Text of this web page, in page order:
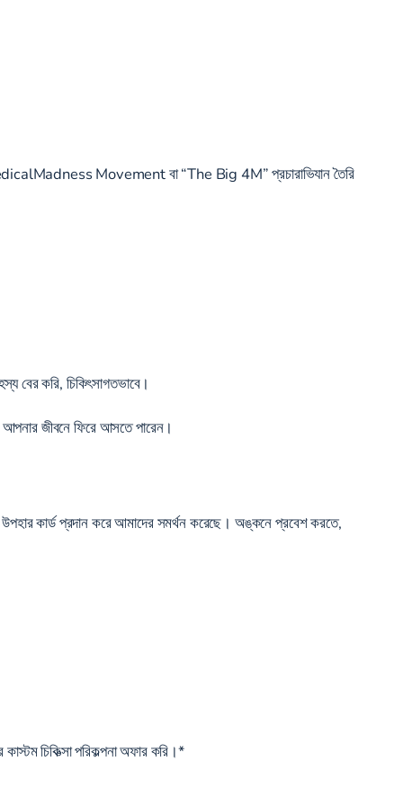
Movement বা “The Big 4M” প্রচারাভিযান তৈরি
বের করি, চিকিৎসাগতভাবে।
জীবনে ফিরে আসতে পারেন।
উপহার কার্ড প্রদান করে আমাদের সমর্থন করেছে। অঙ্কনে প্রবেশ করতে,
চিকিত্সা পরিকল্পনা অফার করি।*